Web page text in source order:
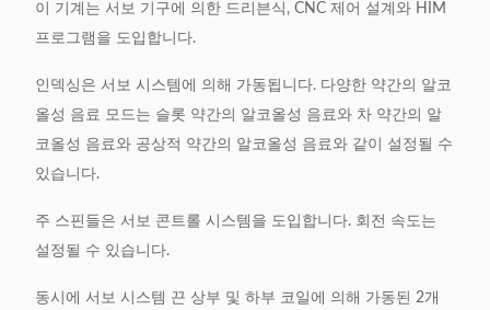
이 기계는 서보 기구에 의한 드리븐식, CNC 제어 설계와 HIM
프로그램을 도입합니다.
인덱싱은 서보 시스템에 의해 가동됩니다. 다양한 약간의 알코
올성 음료 모드는 슬롯 약간의 알코올성 음료와 차 약간의 알
코올성 음료와 공상적 약간의 알코올성 음료와 같이 설정될 수
있습니다.
주 스핀들은 서보 콘트롤 시스템을 도입합니다. 회전 속도는
설정될 수 있습니다.
동시에 서보 시스템 끈 상부 및 하부 코일에 의해 가동된 2개